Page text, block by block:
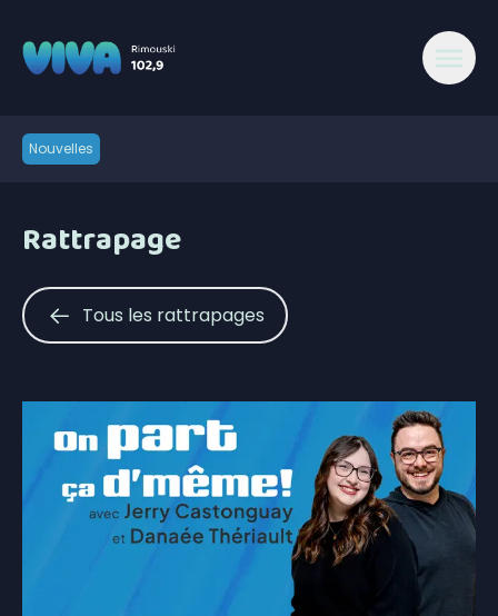
Nouvelles
Rattrapage
Tous les rattrapages